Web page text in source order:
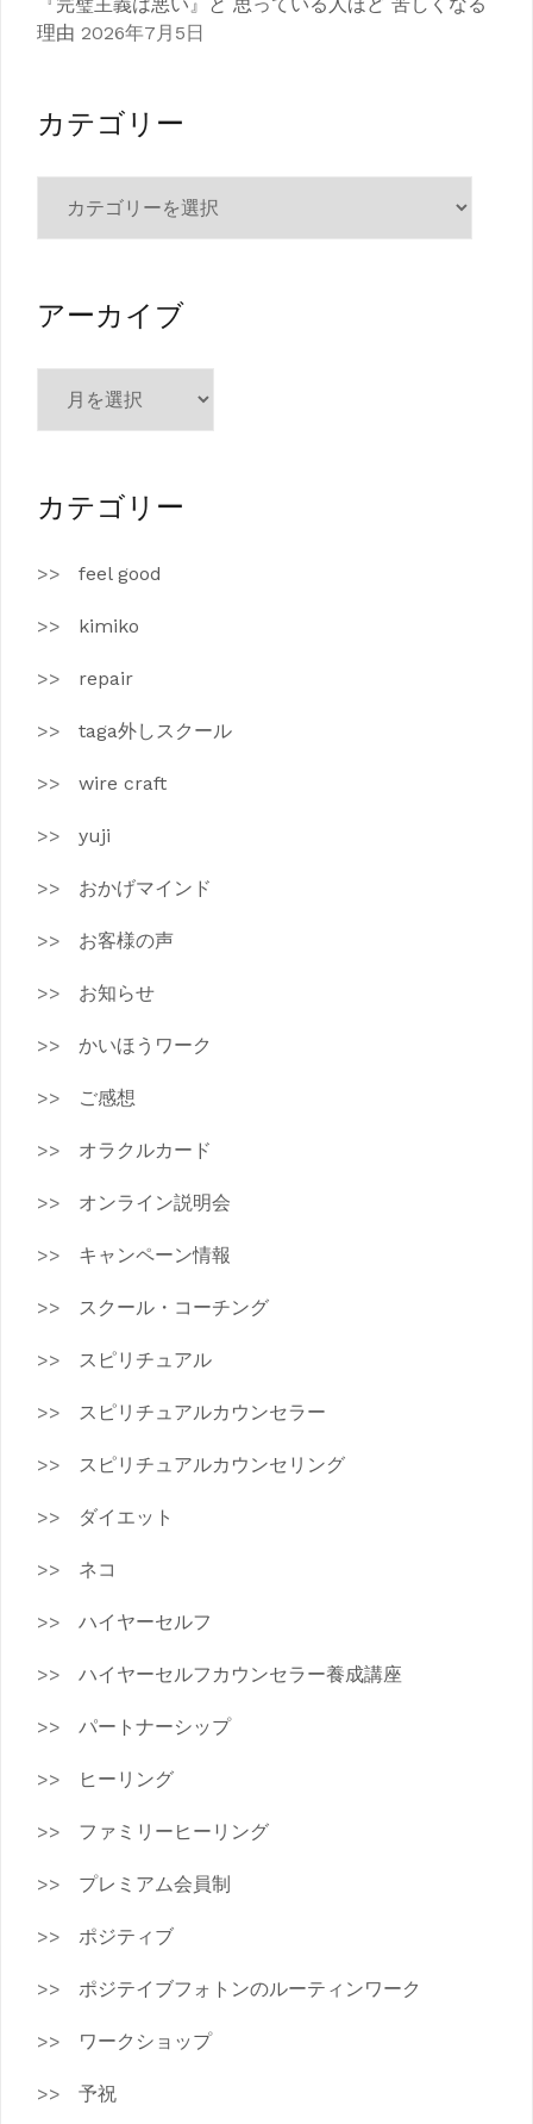
理由 2026年7月5日
カテゴリー
ゴ
ー
アーカイブ
カ
ブ
カテゴリー
feel good
kimiko
repair
taga外しスクール
wire craft
yuji
おかげマインド
お客様の声
お知らせ
かいほうワーク
ご感想
オラクルカード
オンライン説明会
キャンペーン情報
スクール・コーチング
スピリチュアル
スピリチュアルカウンセラー
スピリチュアルカウンセリング
ダイエット
ネコ
ハイヤーセルフ
ハイヤーセルフカウンセラー養成講座
パートナーシップ
ヒーリング
ファミリーヒーリング
プレミアム会員制
ポジティブ
ポジテイブフォトンのルーティンワーク
ワークショップ
予祝